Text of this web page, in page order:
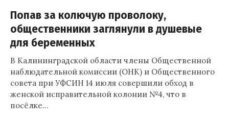
Попав за колючую проволоку,
общественники заглянули в душевые
для беременных
В Калининградской области члены Общественной
наблюдательной комиссии (ОНК) и Общественного
совета при УФСИН 14 июля совершили обход в
женской исправительной колонии №4, что в
посёлке…